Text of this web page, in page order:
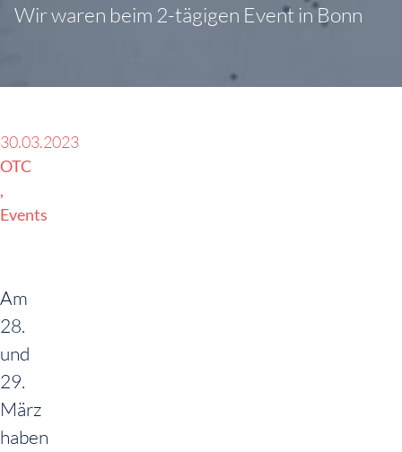
Wir waren beim 2-tägigen Event in Bonn
30.03.2023
OTC
Events
Am
28.
und
29.
März
haben